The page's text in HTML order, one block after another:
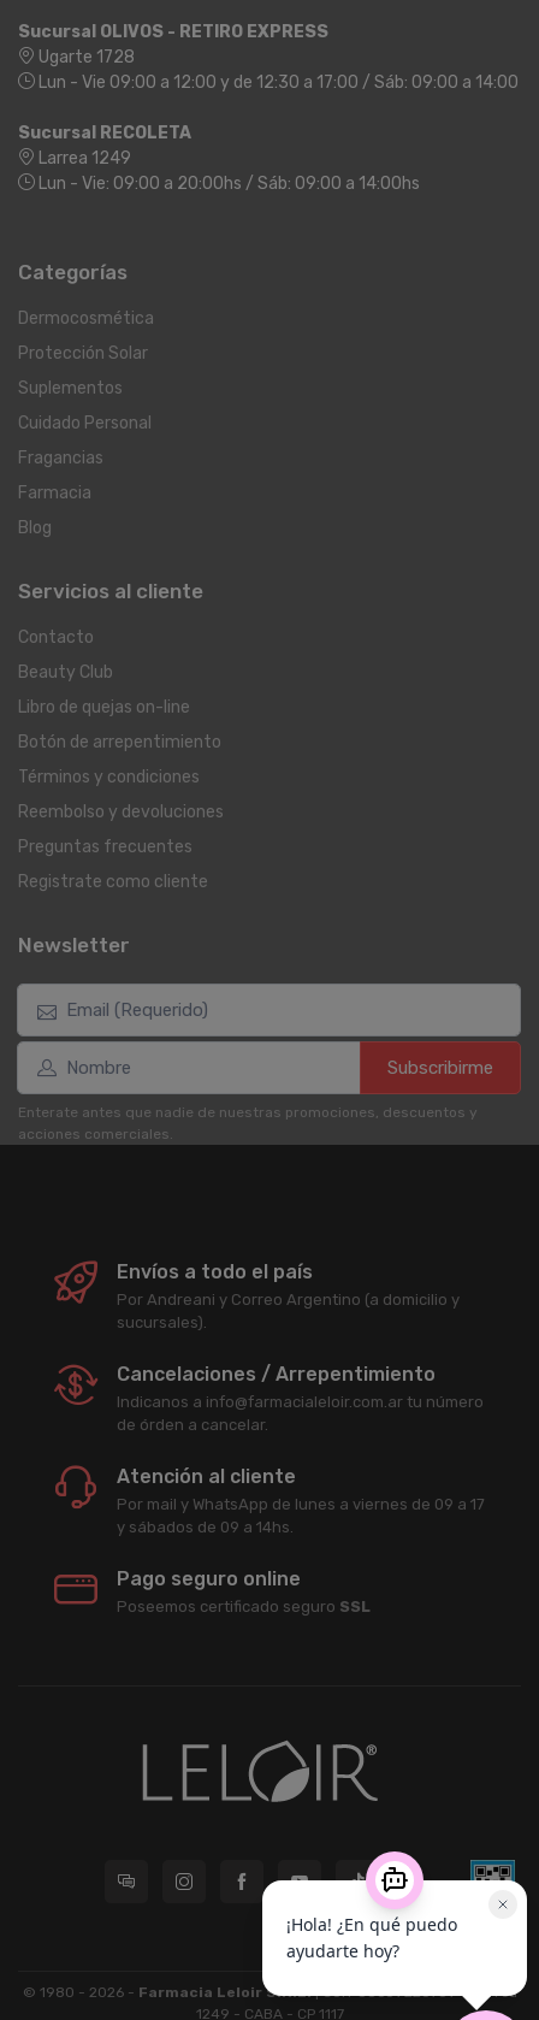
Sucursal OLIVOS - RETIRO EXPRESS
Ugarte 1728
Lun - Vie 09:00 a 12:00 y de 12:30 a 17:00 / Sáb: 09:00 a 14:00
Sucursal RECOLETA
Larrea 1249
Lun - Vie: 09:00 a 20:00hs / Sáb: 09:00 a 14:00hs
Categorías
Dermocosmética
Protección Solar
Suplementos
Cuidado Personal
Fragancias
Farmacia
Blog
Servicios al cliente
Contacto
Beauty Club
Libro de quejas on-line
Botón de arrepentimiento
Términos y condiciones
Reembolso y devoluciones
Preguntas frecuentes
Registrate como cliente
Newsletter
Subscribirme
Enterate antes que nadie de nuestras promociones, descuentos y
acciones comerciales.
Envíos a todo el país
Por Andreani y Correo Argentino (a domicilio y
sucursales).
Cancelaciones / Arrepentimiento
Indicanos a info@farmacialeloir.com.ar tu número
de órden a cancelar.
Atención al cliente
Por mail y WhatsApp de lunes a viernes de 09 a 17
y sábados de 09 a 14hs.
Pago seguro online
Poseemos certificado seguro SSL
© 1980 - 2026 - Farmacia Leloir S.R.L.
| CUIT 33609220789 - Larrea
1249 - CABA - CP 1117